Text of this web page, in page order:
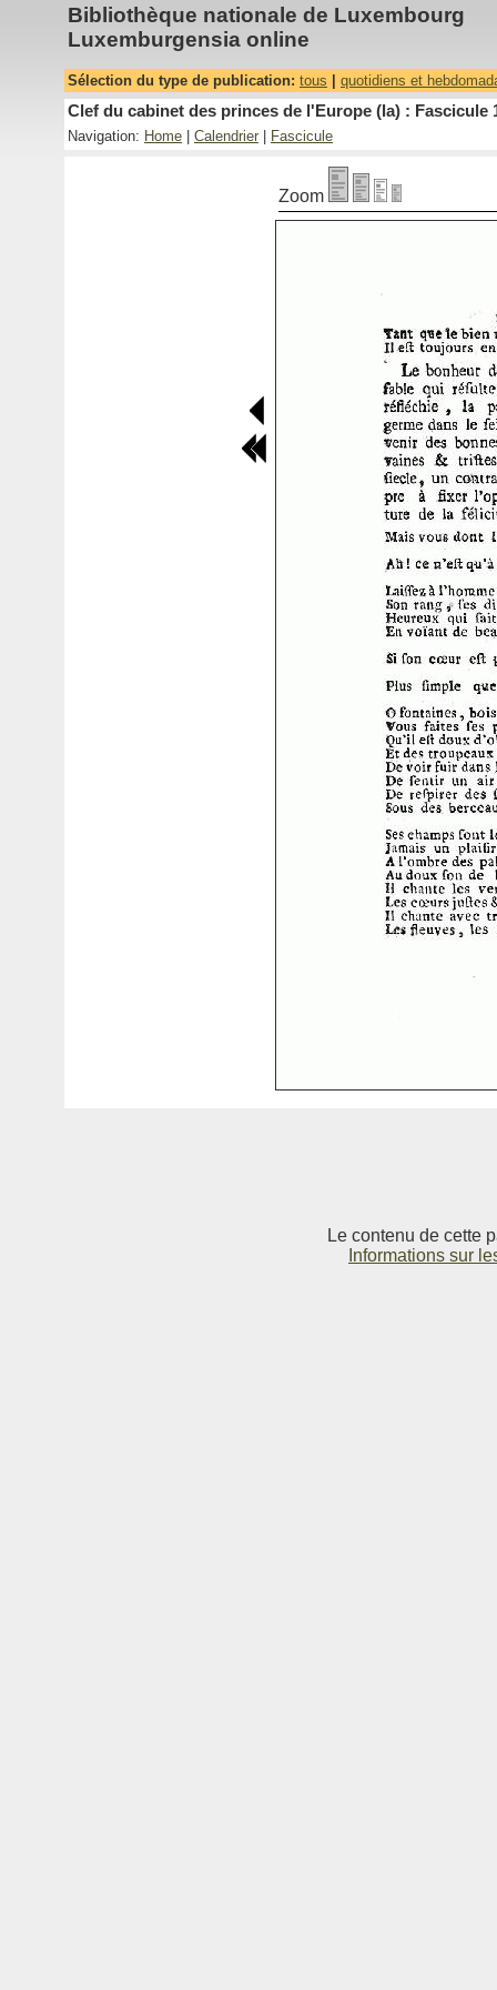
Bibliothèque nationale de Luxembourg
Luxemburgensia online
Sélection du type de publication: tous quotidiens et
Clef du cabinet des princes de l'Europe (la) : Fascicule
Navigation: Home Calendrier Fascicule
Zoom
Le contenu de cette
Informations sur